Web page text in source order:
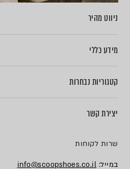
ניווט מהיר
מידע כללי
קטגוריות נבחרות
יצירת קשר
שרות לקוחות
במייל: info@scoopshoes.co.il